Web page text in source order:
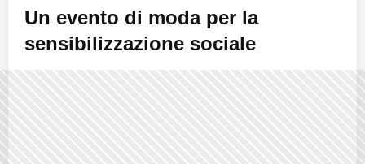
Un evento di moda per la
sensibilizzazione sociale